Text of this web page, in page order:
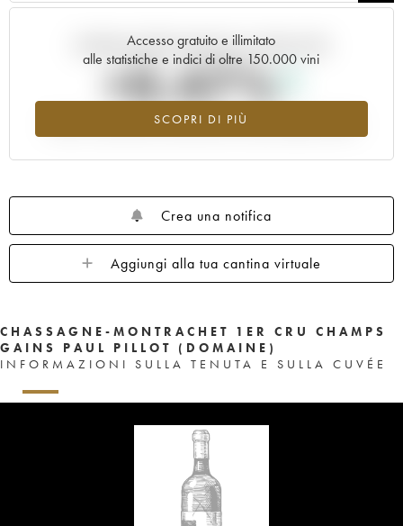
Accesso gratuito e illimitato
alle statistiche e indici di oltre 150.000 vini
SCOPRI DI PIÙ
Andamento della quotazione in tempo reale
+0.47%
Valore in aumento per l'annata 2020 nel 2026 rispetto al 2025
Crea una notifica
Aggiungi alla tua cantina virtuale
CHASSAGNE-MONTRACHET 1ER CRU CHAMPS
GAINS PAUL PILLOT (DOMAINE)
INFORMAZIONI SULLA TENUTA E SULLA CUVÉE